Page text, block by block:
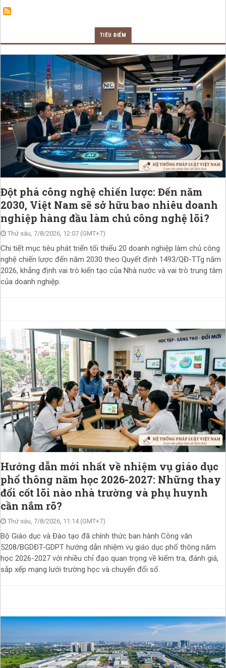
TIÊU ĐIỂM
Đột phá công nghệ chiến lược: Đến năm
2030, Việt Nam sẽ sở hữu bao nhiêu doanh
nghiệp hàng đầu làm chủ công nghệ lõi?
Thứ sáu, 7/8/2026, 12:07 (GMT+7)
Chi tiết mục tiêu phát triển tối thiểu 20 doanh nghiệp làm chủ công
nghệ chiến lược đến năm 2030 theo Quyết định 1493/QĐ-TTg năm
2026, khẳng định vai trò kiến tạo của Nhà nước và vai trò trung tâm
của doanh nghiệp.
Hướng dẫn mới nhất về nhiệm vụ giáo dục
phổ thông năm học 2026-2027: Những thay
đổi cốt lõi nào nhà trường và phụ huynh
cần nắm rõ?
Thứ sáu, 7/8/2026, 11:14 (GMT+7)
Bộ Giáo dục và Đào tạo đã chính thức ban hành Công văn
5208/BGDĐT-GDPT hướng dẫn nhiệm vụ giáo dục phổ thông năm
học 2026-2027 với nhiều chỉ đạo quan trọng về kiểm tra, đánh giá,
sắp xếp mạng lưới trường học và chuyển đổi số.